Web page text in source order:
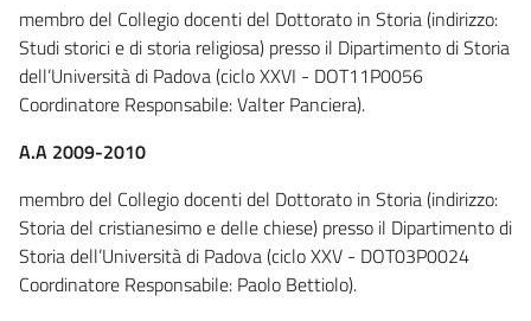
membro del Collegio docenti del Dottorato in Storia (indirizzo:
Studi storici e di storia religiosa) presso il Dipartimento di Storia
dell’Università di Padova (ciclo XXVI - DOT11P0056
Coordinatore Responsabile: Valter Panciera).
A.A 2009-2010
membro del Collegio docenti del Dottorato in Storia (indirizzo:
Storia del cristianesimo e delle chiese) presso il Dipartimento di
Storia dell’Università di Padova (ciclo XXV - DOT03P0024
Coordinatore Responsabile: Paolo Bettiolo).